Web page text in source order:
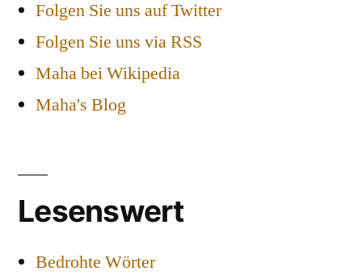
Folgen Sie uns auf Twitter
Folgen Sie uns via RSS
Maha bei Wikipedia
Maha's Blog
Lesenswert
Bedrohte Wörter